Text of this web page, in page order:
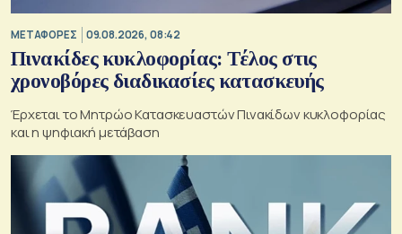
ΜΕΤΑΦΟΡΕΣ 09.08.2026, 08:42
Πινακίδες κυκλοφορίας: Τέλος στις
χρονοβόρες διαδικασίες κατασκευής
Έρχεται το Μητρώο Κατασκευαστών Πινακίδων κυκλοφορίας
και η ψηφιακή μετάβαση